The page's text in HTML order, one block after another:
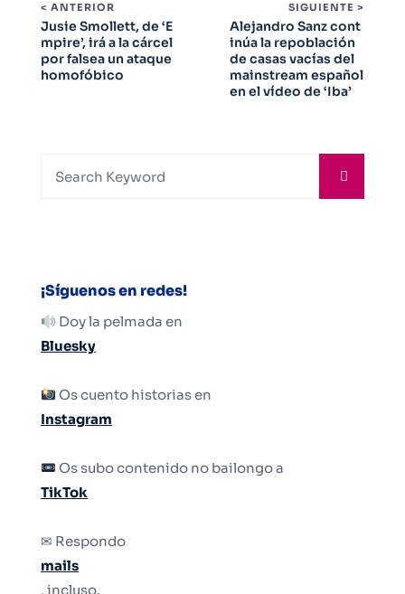
< ANTERIOR
Jusie Smollett, de ‘E
mpire’, irá a la cárcel
por falsea un ataque
homofóbico
SIGUIENTE >
Alejandro Sanz cont
inúa la repoblación
de casas vacías del
mainstream español
en el vídeo de ‘Iba’
¡Síguenos en redes!
Doy la pelmada en
Bluesky
Os cuento historias en
Instagram
Os subo contenido no bailongo a
TikTok
✉ Respondo
mails
, incluso.